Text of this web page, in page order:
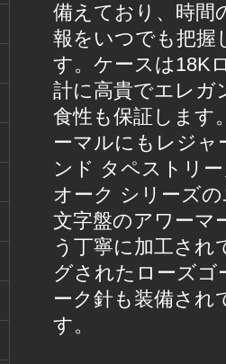
備えており、時間
報をいつでも把握
す。ケースは18K
計に高貴でエレガ
食性も保証します
ーマルにもレジ
ンド タペストリ
オーク シリーズ
文字盤のアワーマ
う丁寧に加工され
グされたローズ
ーク針も装備され
す。